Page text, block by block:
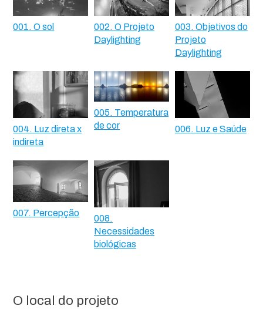
001. O sol
002. O Projeto
Daylighting
003. Objetivos do
Projeto
Daylighting
004. Luz direta x
indireta
005. Temperatura
de cor
006. Luz e Saúde
007. Percepção
008.
Necessidades
biológicas
O local do projeto